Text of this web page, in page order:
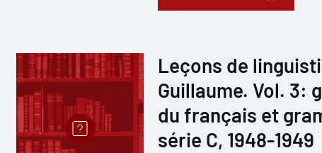
Leçons de
Guillaume. Vol. 3:
du français et
série C, 1948-1949